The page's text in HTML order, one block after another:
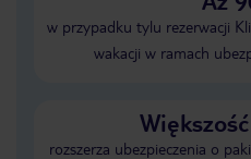
w przypadku tylu rezerwacji
wakacji w ramach
rozszerza ubezpieczenia o